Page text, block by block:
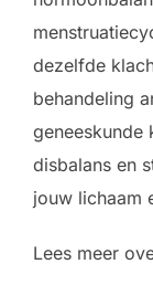
dezelfde
behandeling
geneeskunde
disbalans en
jouw lichaam
Lees meer